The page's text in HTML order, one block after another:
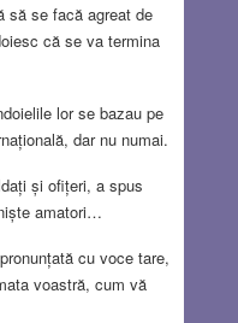
să se facă agreat de
că se va termina
lor se bazau pe
dar nu numai.
și ofițeri, a spus
amatori…
cu voce tare,
voastră, cum vă